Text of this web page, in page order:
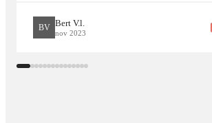
In de badkamer: combineer met gouden
chique effect
BV Bert V.l.
nov 2023